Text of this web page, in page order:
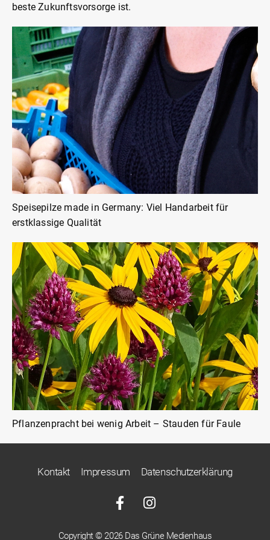
beste Zukunftsvorsorge ist.
Speisepilze made in Germany: Viel Handarbeit für
erstklassige Qualität
Pflanzenpracht bei wenig Arbeit – Stauden für Faule
Kontakt Impressum Datenschutzerklärung
Copyright © 2026 Das Grüne Medienhaus